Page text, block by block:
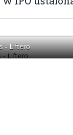
- Liftero